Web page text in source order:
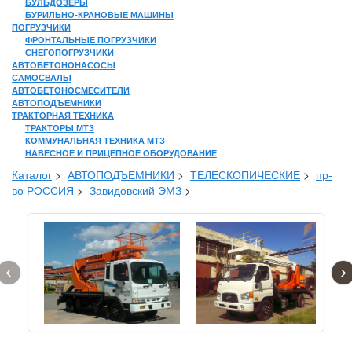
БУРИЛЬНО-КРАНОВЫЕ МАШИНЫ
ПОГРУЗЧИКИ
ФРОНТАЛЬНЫЕ ПОГРУЗЧИКИ
СНЕГОПОГРУЗЧИКИ
АВТОБЕТОНОНАСОСЫ
САМОСВАЛЫ
АВТОБЕТОНОСМЕСИТЕЛИ
АВТОПОДЪЕМНИКИ
ТРАКТОРНАЯ ТЕХНИКА
ТРАКТОРЫ МТЗ
КОММУНАЛЬНАЯ ТЕХНИКА МТЗ
НАВЕСНОЕ И ПРИЦЕПНОЕ ОБОРУДОВАНИЕ
Каталог > АВТОПОДЪЕМНИКИ > ТЕЛЕСКОПИЧЕСКИЕ > пр-
во РОССИЯ > Завидовский ЭМЗ >
‹ ›